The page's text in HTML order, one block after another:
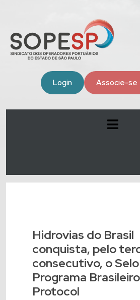
Login Associe-se
Hidrovias do Brasil
conquista, pelo
consecutivo, o
Programa
Protocol